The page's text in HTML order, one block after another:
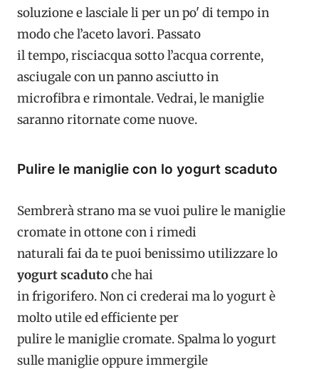
soluzione e lasciale li per un po' di tempo in
modo che l’aceto lavori. Passato
il tempo, risciacqua sotto l’acqua corrente,
asciugale con un panno asciutto in
microfibra e rimontale. Vedrai, le maniglie
saranno ritornate come nuove.
Pulire le maniglie con lo yogurt scaduto
Sembrerà strano ma se vuoi pulire le maniglie
cromate in ottone con i rimedi
naturali fai da te puoi benissimo utilizzare lo
yogurt scadutoche hai
in frigorifero. Non ci crederai ma lo yogurt è
molto utile ed efficiente per
pulire le maniglie cromate. Spalma lo yogurt
sulle maniglie oppure immergile